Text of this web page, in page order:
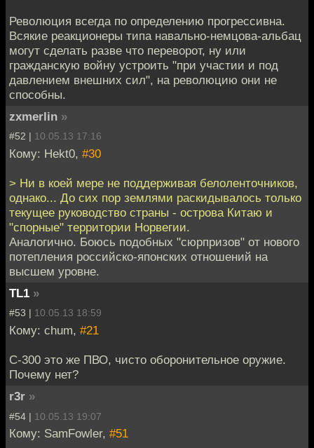
Революция всегда по определению прогрессивна.
Всякие реакционеры типа навально-немцова-альбац
могут сделать разве что переворот, ну или
гражданскую войну устроить "при участии и под
давлением внешних сил", на революцию они не
способны.
zxmerlin »
#52 | 10.05.13 17:16
Кому: Hekt0, #30
> Ни в коей мере не поддерживая белоленточников,
однако... До сих пор землями раскидывалось только
текущее руководство страны - острова Китаю и
"спорные" территории Норвегии.
Аналогично. Боюсь подобных "сюрпризов" от нового
потепления российско-японских отношений на
высшем уровне.
TL1 »
#53 | 10.05.13 18:59
Кому: chum, #21
С-300 это же ПВО, чисто оборонительное оружие.
Почему нет?
r3r »
#54 | 10.05.13 19:07
Кому: SamFowler, #51